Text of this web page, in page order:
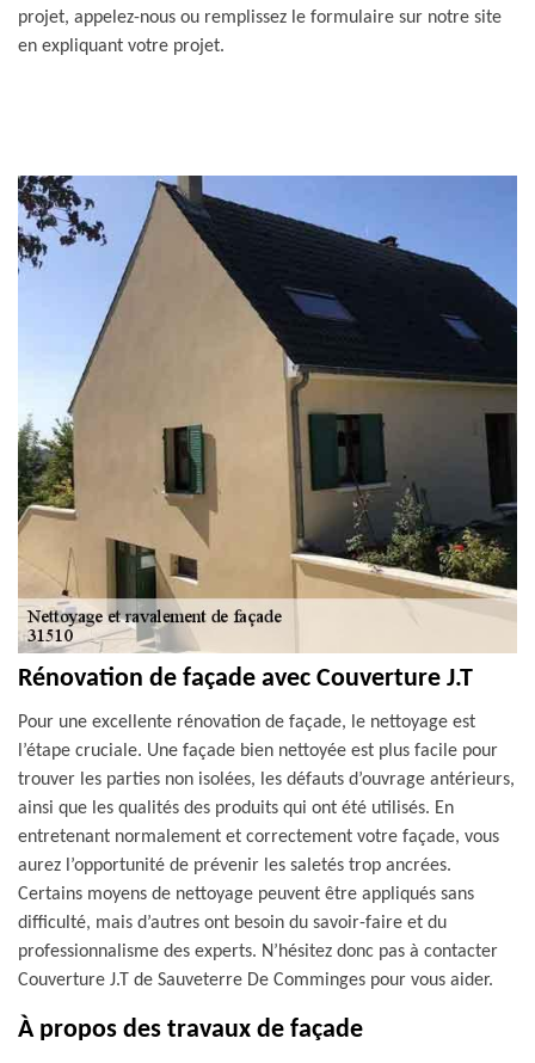
projet, appelez-nous ou remplissez le formulaire sur notre site
en expliquant votre projet.
Rénovation de façade avec Couverture J.T
Pour une excellente rénovation de façade, le nettoyage est
l’étape cruciale. Une façade bien nettoyée est plus facile pour
trouver les parties non isolées, les défauts d’ouvrage antérieurs,
ainsi que les qualités des produits qui ont été utilisés. En
entretenant normalement et correctement votre façade, vous
aurez l’opportunité de prévenir les saletés trop ancrées.
Certains moyens de nettoyage peuvent être appliqués sans
difficulté, mais d’autres ont besoin du savoir-faire et du
professionnalisme des experts. N’hésitez donc pas à contacter
Couverture J.T de Sauveterre De Comminges pour vous aider.
À propos des travaux de façade